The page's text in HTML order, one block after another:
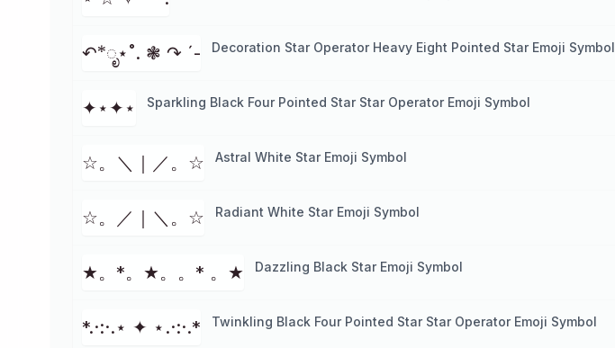
↶*ೃ⋆˚. ❃ ↷ ˊ- Decoration Star Operator Heavy Eight Pointed Star Emoji Symbol
✦⋆✦⋆ Sparkling Black Four Pointed Star Star Operator Emoji Symbol
☆。＼｜／。☆ Astral White Star Emoji Symbol
☆。／｜＼。☆ Radiant White Star Emoji Symbol
★。*。★。。* 。★ Dazzling Black Star Emoji Symbol
*.·:·.⋆ ✦ ⋆.·:·.* Twinkling Black Four Pointed Star Star Operator Emoji Symbol